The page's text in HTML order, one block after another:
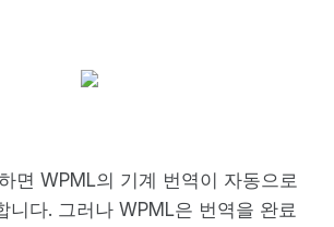
면 WPML의 기계 번역이 자동으로
니다. 그러나 WPML은 번역을 완료